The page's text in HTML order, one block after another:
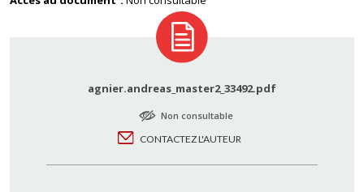
agnier.andreas_master2_33492.pdf
Non consultable
CONTACTEZ L'AUTEUR